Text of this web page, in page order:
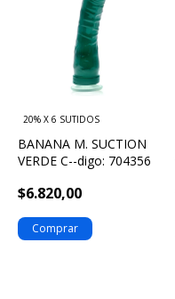
BANANA M. SUCTION
VERDE C--digo: 704356
$6.820,00
20% X 6 SUTIDOS